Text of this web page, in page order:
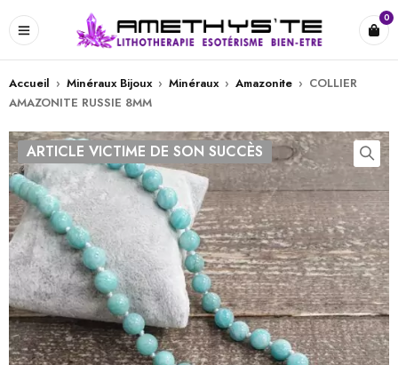
0
Accueil › Minéraux Bijoux › Minéraux › Amazonite › COLLIER
AMAZONITE RUSSIE 8MM
ARTICLE VICTIME DE SON SUCCÈS